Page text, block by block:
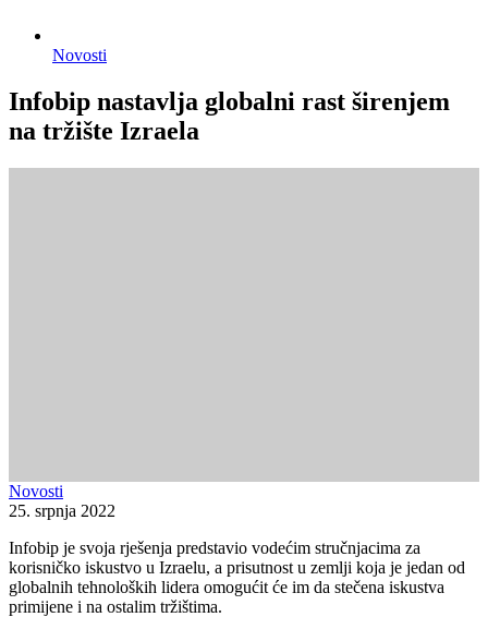
Novosti
Infobip nastavlja globalni rast širenjem
na tržište Izraela
Novosti
25. srpnja 2022
Infobip je svoja rješenja predstavio vodećim stručnjacima za
korisničko iskustvo u Izraelu, a prisutnost u zemlji koja je jedan od
globalnih tehnoloških lidera omogućit će im da stečena iskustva
primijene i na ostalim tržištima.